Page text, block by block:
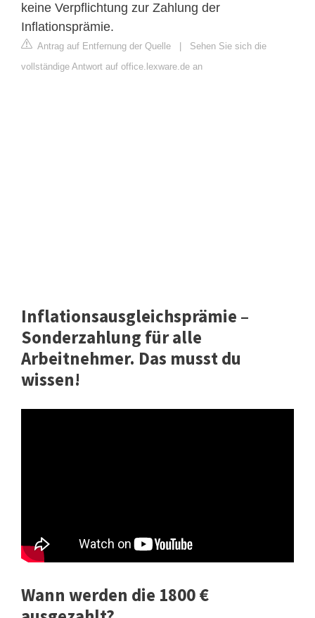
keine Verpflichtung zur Zahlung der
Inflationsprämie.
Antrag auf Entfernung der Quelle
Sehen Sie sich die
vollständige Antwort auf office.lexware.de an
Inflationsausgleichsprämie –
Sonderzahlung für alle
Arbeitnehmer. Das musst du
wissen!
Wann werden die 1800 €